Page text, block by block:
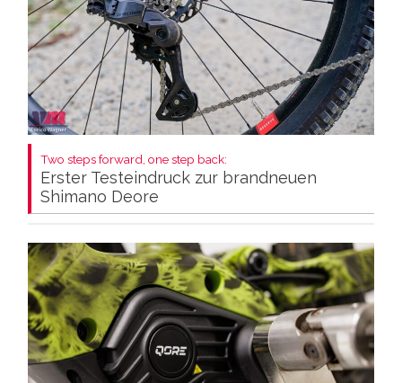
Two steps forward, one step back:
Erster Testeindruck zur brandneuen
Shimano Deore